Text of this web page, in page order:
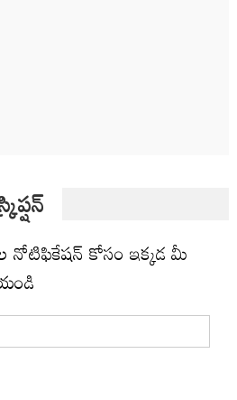
నోటిఫికేషన్ కోసం ఇక్కడ మీ